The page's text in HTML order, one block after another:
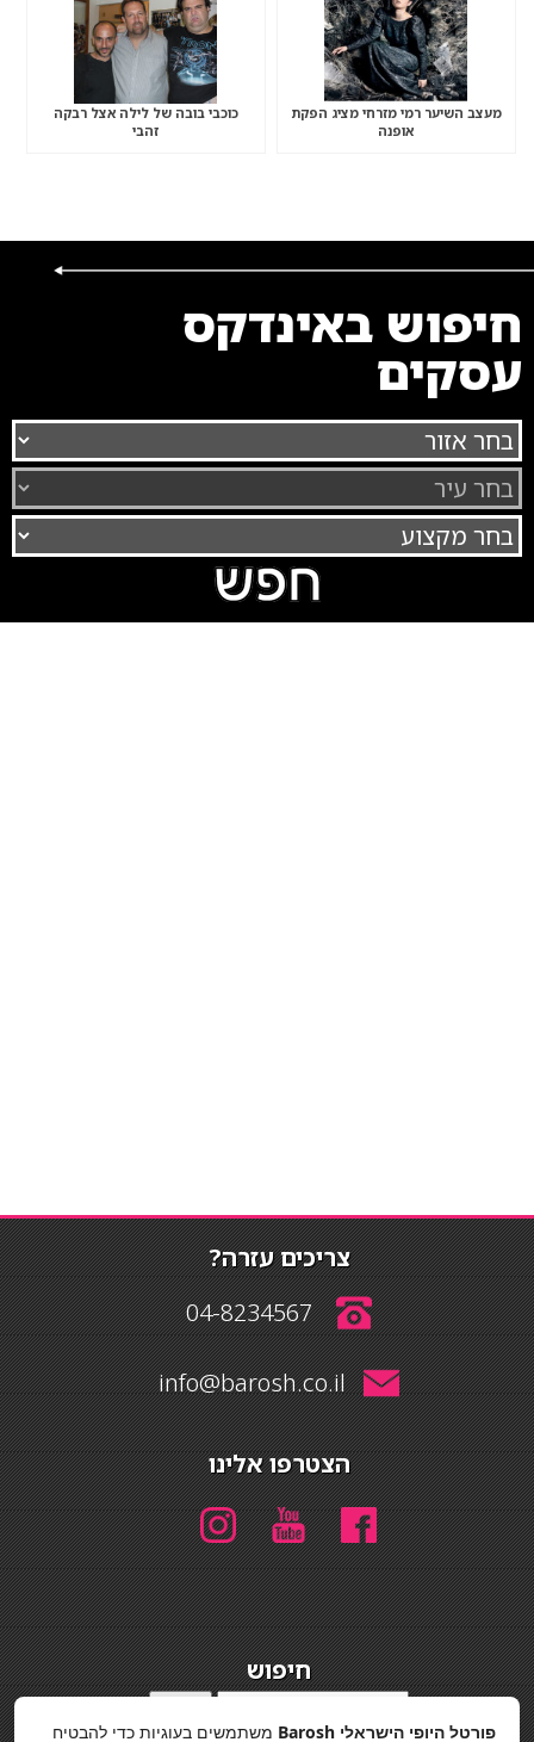
מעצב השיער רמי מזרחי מציג הפקת
אופנה
כוכבי בובה של לילה אצל רבקה
זהבי
חיפוש באינדקס
עסקים
צריכים עזרה?
04-8234567
info@barosh.co.il
הצטרפו אלינו
חיפוש
פורטל היופי הישראלי Barosh משתמשים בעוגיות כדי להבטיח